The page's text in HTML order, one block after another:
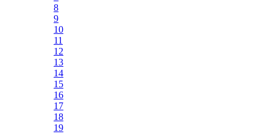
8
9
10
11
12
13
14
15
16
17
18
19